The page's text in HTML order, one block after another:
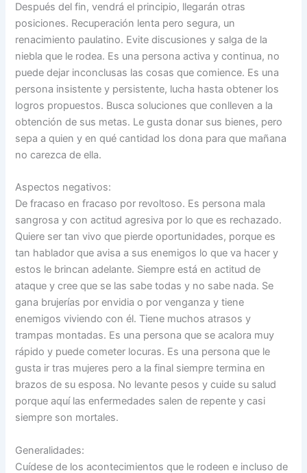
Después del fin, vendrá el principio, llegarán otras
posiciones. Recuperación lenta pero segura, un
renacimiento paulatino. Evite discusiones y salga de la
niebla que le rodea. Es una persona activa y continua, no
puede dejar inconclusas las cosas que comience. Es una
persona insistente y persistente, lucha hasta obtener los
logros propuestos. Busca soluciones que conlleven a la
obtención de sus metas. Le gusta donar sus bienes, pero
sepa a quien y en qué cantidad los dona para que mañana
no carezca de ella.
Aspectos negativos:
De fracaso en fracaso por revoltoso. Es persona mala
sangrosa y con actitud agresiva por lo que es rechazado.
Quiere ser tan vivo que pierde oportunidades, porque es
tan hablador que avisa a sus enemigos lo que va hacer y
estos le brincan adelante. Siempre está en actitud de
ataque y cree que se las sabe todas y no sabe nada. Se
gana brujerías por envidia o por venganza y tiene
enemigos viviendo con él. Tiene muchos atrasos y
trampas montadas. Es una persona que se acalora muy
rápido y puede cometer locuras. Es una persona que le
gusta ir tras mujeres pero a la final siempre termina en
brazos de su esposa. No levante pesos y cuide su salud
porque aquí las enfermedades salen de repente y casi
siempre son mortales.
Generalidades:
Cuídese de los acontecimientos que le rodeen e incluso de